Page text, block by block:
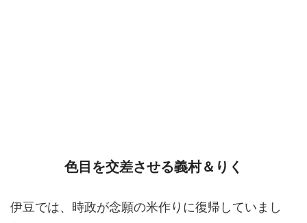
色目を交差させる義村＆りく
伊豆では、時政が念願の米作りに復帰していまし